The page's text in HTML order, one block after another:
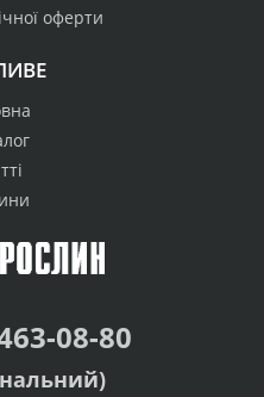
оферти
08-80